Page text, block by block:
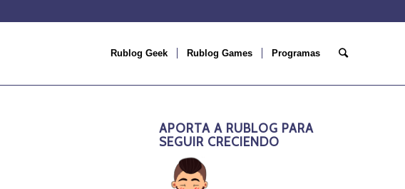
Rublog Geek Rublog Games Programas
APORTA A RUBLOG PARA
SEGUIR CRECIENDO